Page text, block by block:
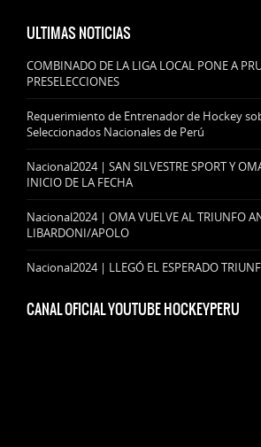
ULTIMAS NOTICIAS
COMBINADO DE LA LIGA LOCAL PONE A
PRESELECCIONES
Requerimiento de Entrenador de Hockey
Seleccionados Nacionales de Perú
Nacional2024 | SAN SILVESTRE SPORT Y
INICIO DE LA FECHA
Nacional2024 | OMA VUELVE AL TRIUNFO
LIBARDONI/APOLO
Nacional2024 | LLEGÓ EL ESPERADO
CANAL OFICIAL YOUTUBE HOCKEYPERU